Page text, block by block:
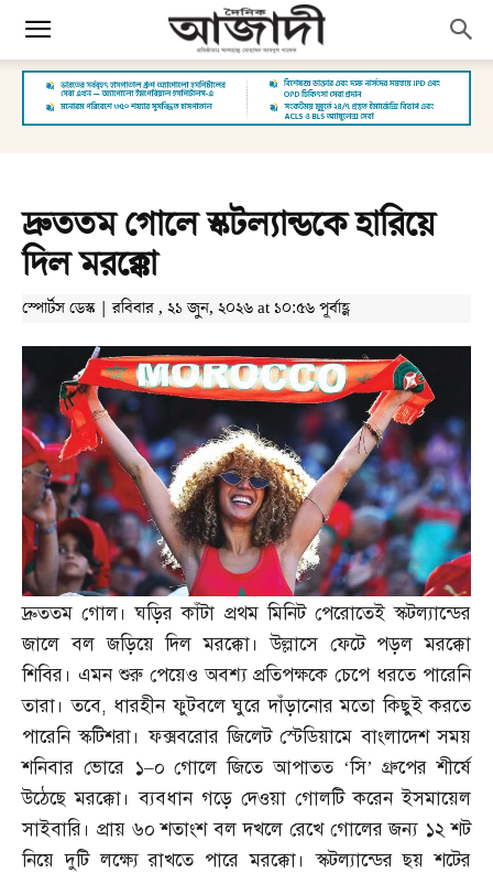
দ্রুততম গোলে স্কটল্যান্ডকে হারিয়ে
দিল মরক্কো
স্পোর্টস ডেস্ক | রবিবার , ২১ জুন, ২০২৬ at ১০:৫৬ পূর্বাহ্ণ
দ্রুততম গোল। ঘড়ির কাঁটা প্রথম মিনিট পেরোতেই স্কটল্যান্ডের
জালে বল জড়িয়ে দিল মরক্কো। উল্লাসে ফেটে পড়ল মরক্কো
শিবির। এমন শুরু পেয়েও অবশ্য প্রতিপক্ষকে চেপে ধরতে পারেনি
তারা। তবে, ধারহীন ফুটবলে ঘুরে দাঁড়ানোর মতো কিছুই করতে
পারেনি স্কটিশরা। ফক্সবরোর জিলেট স্টেডিয়ামে বাংলাদেশ সময়
শনিবার ভোরে ১–০ গোলে জিতে আপাতত ‘সি’ গ্রুপের শীর্ষে
উঠেছে মরক্কো। ব্যবধান গড়ে দেওয়া গোলটি করেন ইসমায়েল
সাইবারি। প্রায় ৬০ শতাংশ বল দখলে রেখে গোলের জন্য ১২ শট
নিয়ে দুটি লক্ষ্যে রাখতে পারে মরক্কো। স্কটল্যান্ডের ছয় শটের